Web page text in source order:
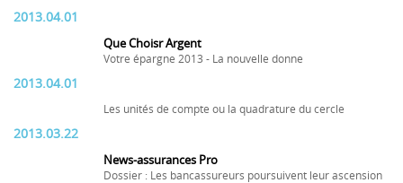
2013.04.01
Que Choisr Argent
Votre épargne 2013 - La nouvelle donne
2013.04.01
Les unités de compte ou la quadrature du cercle
2013.03.22
News-assurances Pro
Dossier : Les bancassureurs poursuivent leur ascension